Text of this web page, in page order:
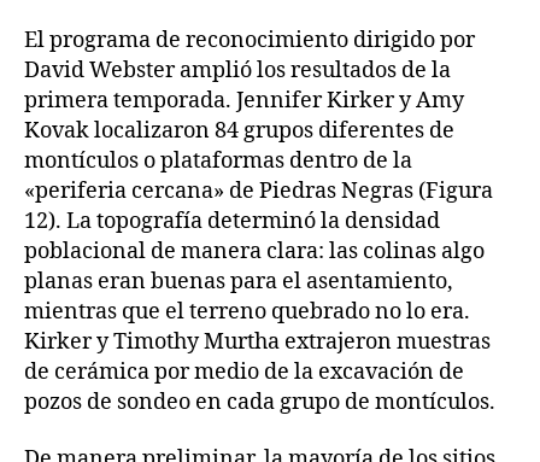
El programa de reconocimiento dirigido por
David Webster amplió los resultados de la
primera temporada. Jennifer Kirker y Amy
Kovak localizaron 84 grupos diferentes de
montículos o plataformas dentro de la
«periferia cercana» de Piedras Negras (Figura
12). La topografía determinó la densidad
poblacional de manera clara: las colinas algo
planas eran buenas para el asentamiento,
mientras que el terreno quebrado no lo era.
Kirker y Timothy Murtha extrajeron muestras
de cerámica por medio de la excavación de
pozos de sondeo en cada grupo de montículos.